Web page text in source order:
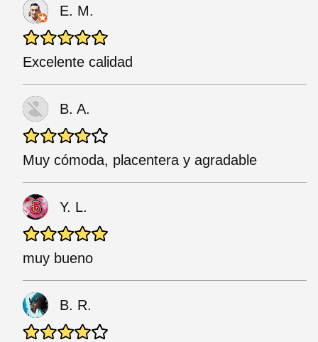
E. M.
Excelente calidad
B. A.
Muy cómoda, placentera y agradable
Y. L.
muy bueno
B. R.